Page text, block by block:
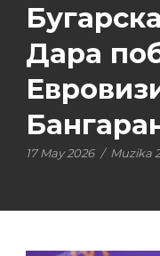
Дара
17 May 2026 / Muzika